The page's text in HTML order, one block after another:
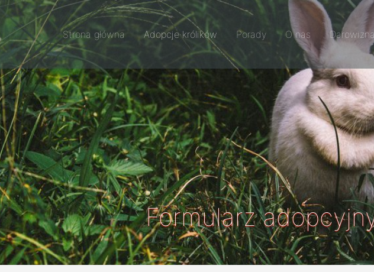
Strona główna Adopcje królików Porady O nas
Formularz